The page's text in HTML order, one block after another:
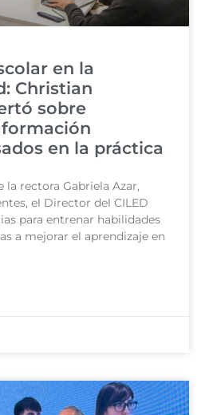
en la
Christian
sobre
en la práctica
la rectora Gabriela Azar,
el Director del CILED
para entrenar habilidades
a mejorar el aprendizaje en